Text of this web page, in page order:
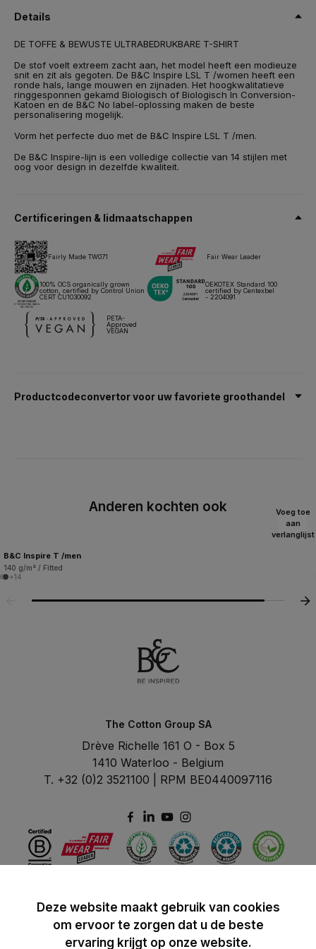
XS,S,M, L,XL,2XL
Gewicht
140 g/m²
Inpakken
10 stuks/polybag & 50 stuks/doos
Onderhoudsinstructies
Details
DE TOFFE & BEWUSTE ULTRABEDRUKBARE T-SHIRT
De stof voelt extreem zacht aan, het model heeft een modieuze
snit en zit als gegoten. De B&C Inspire LSL T /women heeft een
ronde hals, lange mouwen en zijnaden. Het hoogkwalitatieve
ringgesponnen gekamd Biologisch of Biologisch In Conversion-
Katoen en de B&C No label-oplossing maken de beste
personalisering mogelijk.
Vorm het perfecte duo met de B&C Inspire LSL T /men.
De B&C Inspire-lijn is een volledige collectie van 14 stijlen met
oog voor design in dezelfde kwaliteit.
Certificeringen & lidmaatschappen
Fairly Made TW071 Fair Wear Leader
100% OCS organically grown
cotton, certified by Control Union
CERT CU1030092
OEKOTEX Standard 100
certified by Centexbel
- 2204091
PETA-
Approved
VEGAN
Productcodeconvertor voor uw favoriete groothandel
Anderen kochten ook
Voeg toe
aan
verlanglijst
B&C Inspire T /men
140 g/m² / Fitted
+14
The Cotton Group SA
Drève Richelle 161 O - Box 5
1410 Waterloo - Belgium
T. +32 (0)2 3521100 | RPM BE0440097116
Deze website maakt gebruik van cookies
om ervoor te zorgen dat u de beste
ervaring krijgt op onze website.